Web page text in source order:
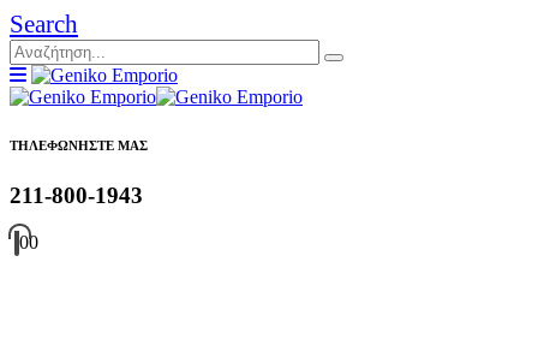
Search
ΤΗΛΕΦΩΝΗΣΤΕ ΜΑΣ
211-800-1943
00